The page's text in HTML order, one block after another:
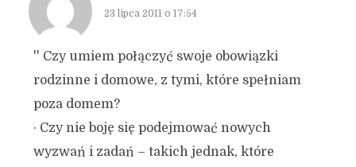
23 lipca 2011 o 17:54
'' Czy umiem połączyć swoje obowiązki
rodzinne i domowe, z tymi, które spełniam
poza domem?
· Czy nie boję się podejmować nowych
wyzwań i zadań – takich jednak, które